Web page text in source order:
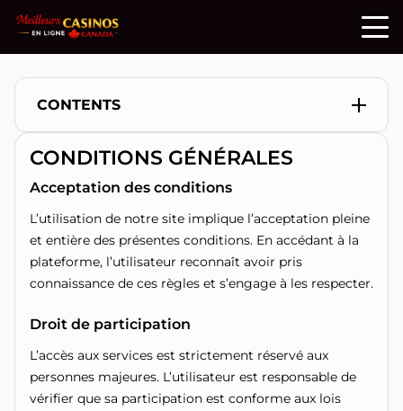
CONTENTS
Acceptation des conditions
Droit de participation
Compte utilisateur
Dépôts et retraits
Jeux
Bonus et promotions
Activités interdites
CONDITIONS GÉNÉRALES
Acceptation des conditions
L’utilisation de notre site implique l’acceptation pleine
et entière des présentes conditions. En accédant à la
plateforme, l’utilisateur reconnaît avoir pris
connaissance de ces règles et s’engage à les respecter.
Droit de participation
L’accès aux services est strictement réservé aux
personnes majeures. L’utilisateur est responsable de
vérifier que sa participation est conforme aux lois